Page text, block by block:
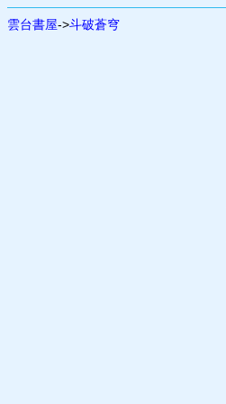
雲台書屋->斗破蒼穹